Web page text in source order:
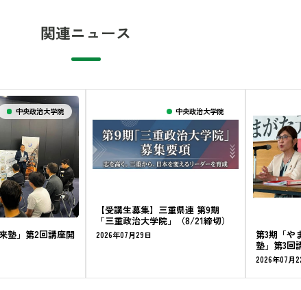
関連ニュース
中央政治大学院
塾」第2回講座開
中央政治大学院
【受講生募集】三重県連 第9期
「三重政治大学院」（8/21締切）
2026年07月29日
第3期「や
塾」第3回
2026年07月